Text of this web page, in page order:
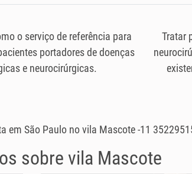
o serviço de referência para
portadores de doenças
e neurocirúrgicas.
Tratar
em São Paulo no vila Mascote -11
sobre vila Mascote